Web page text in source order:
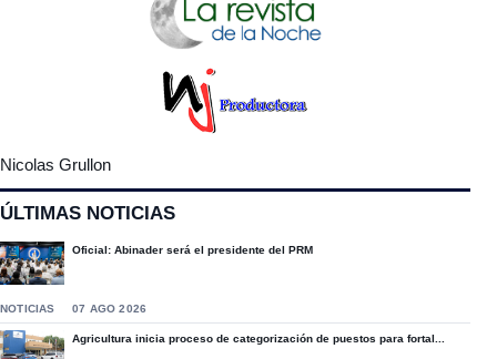
Nicolas Grullon
ÚLTIMAS NOTICIAS
Oficial: Abinader será el presidente del PRM
NOTICIAS 07 AGO 2026
Agricultura inicia proceso de categorización de puestos para fortal...